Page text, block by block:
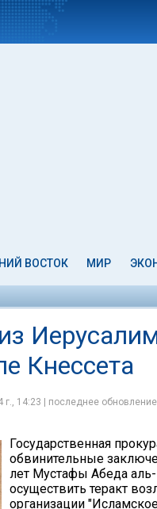
ВОСТОК МИР
Кнессета
14:23 | последнее
Государственная
обвинительные
лет Мустафы Абеда
осуществить теракт
организации